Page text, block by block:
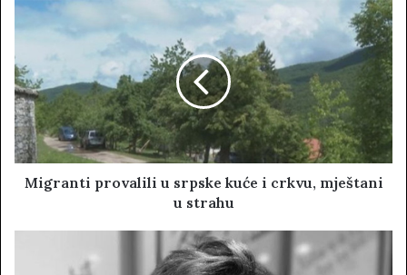
i
t
e
Migranti provalili u srpske kuće i crkvu, mještani
u strahu